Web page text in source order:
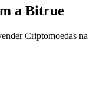
comerciais, etc.
a Bitrue
Criptomoedas na